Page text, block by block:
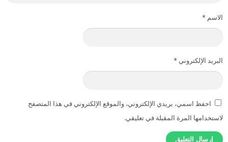
الاسم *
البريد الإلكتروني *
احفظ اسمي، بريدي الإلكتروني، والموقع الإلكتروني في هذا المتصفح
لاستخدامها المرة المقبلة في تعليقي.